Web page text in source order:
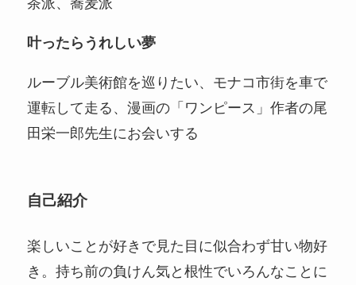
叶ったらうれしい夢
ルーブル美術館を巡りたい、モナコ市街を車で
運転して走る、漫画の「ワンピース」作者の尾
田栄一郎先生にお会いする
自己紹介
楽しいことが好きで見た目に似合わず甘い物好
き。持ち前の負けん気と根性でいろんなことに